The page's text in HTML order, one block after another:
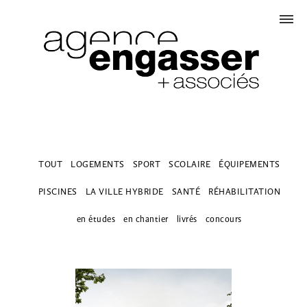
TOUT LOGEMENTS SPORT SCOLAIRE ÉQUIPEMENTS
PISCINES LA VILLE HYBRIDE SANTÉ RÉHABILITATION
en études en chantier livrés concours
PISCINE ET SALLE DE